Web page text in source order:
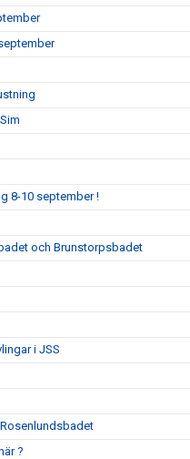
8-10 september !
och Brunstorpsbadet
i JSS
?